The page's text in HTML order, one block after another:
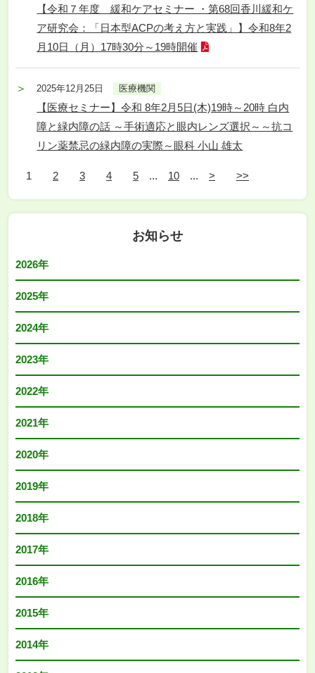
【令和７年度 緩和ケアセミナー ・第68回香川緩和ケ
ア研究会：「日本型ACPの考え方と実践」】令和8年2
月10日（月）17時30分～19時開催
2025年12月25日 医療機関
【医療セミナー】令和 8年2月5日(木)19時～20時 白内
障と緑内障の話 ～手術適応と眼内レンズ選択～～抗コ
リン薬禁忌の緑内障の実際～眼科 小山 雄太
1 2 3 4 5 ... 10 ... > >>
お知らせ
2026年
2025年
2024年
2023年
2022年
2021年
2020年
2019年
2018年
2017年
2016年
2015年
2014年